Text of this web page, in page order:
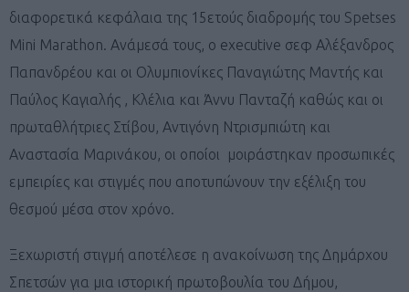
διαφορετικά κεφάλαια της 15ετούς διαδρομής του Spetses
Mini Marathon. Ανάμεσά τους, ο executive σεφ Αλέξανδρος
Παπανδρέου και οι Ολυμπιονίκες Παναγιώτης Μαντής και
Παύλος Καγιαλής , Κλέλια και Άννυ Πανταζή καθώς και οι
πρωταθλήτριες Στίβου, Αντιγόνη Ντρισμπιώτη και
Αναστασία Μαρινάκου, οι οποίοι μοιράστηκαν προσωπικές
εμπειρίες και στιγμές που αποτυπώνουν την εξέλιξη του
θεσμού μέσα στον χρόνο.
Ξεχωριστή στιγμή αποτέλεσε η ανακοίνωση της Δημάρχου
Σπετσών για μια ιστορική πρωτοβουλία του Δήμου,